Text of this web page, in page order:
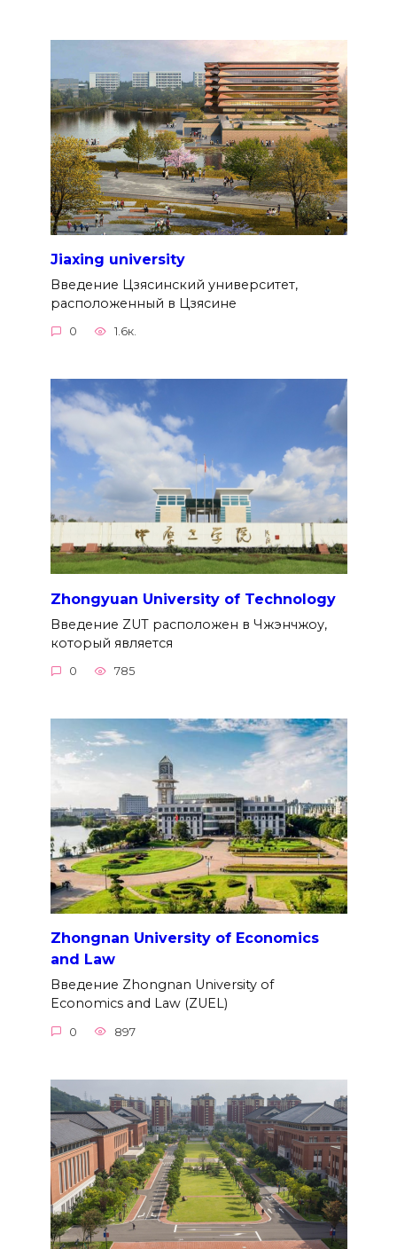
Jiaxing university
Введение Цзясинский университет,
расположенный в Цзясине
0 1.6к.
Zhongyuan University of Technology
Введение ZUT расположен в Чжэнчжоу,
который является
0 785
Zhongnan University of Economics
and Law
Введение Zhongnan University of
Economics and Law (ZUEL)
0 897